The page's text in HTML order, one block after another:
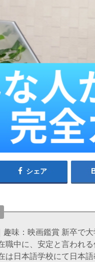
シェア
趣味：映画鑑賞 新卒で
職中に、安定と言われ
は日本語学校にて日本